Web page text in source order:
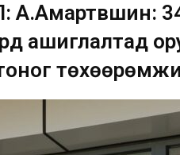
ашиглалтад